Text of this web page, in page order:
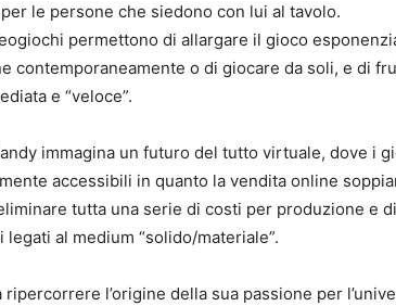
le persone che siedono con lui al tavolo.
permettono di allargare il gioco
contemporaneamente o di giocare da soli, e di
e “veloce”.
immagina un futuro del tutto virtuale, dove i
accessibili in quanto la vendita online
tutta una serie di costi per produzione e
al medium “solido/materiale”.
ripercorrere l’origine della sua passione per